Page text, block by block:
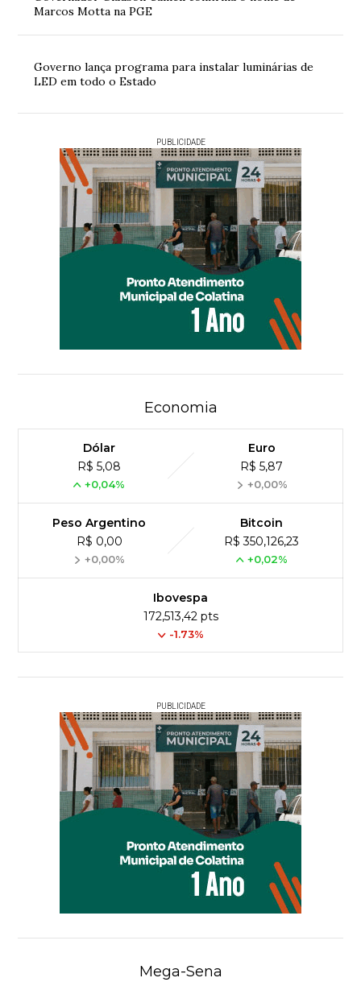
Marcos Motta na PGE
Governo lança programa para instalar luminárias de
LED em todo o Estado
PUBLICIDADE
Economia
Dólar
R$ 5,08
+0,04%
Euro
R$ 5,87
+0,00%
Peso Argentino
R$ 0,00
+0,00%
Bitcoin
R$ 350,126,23
+0,02%
Ibovespa
172,513,42 pts
-1.73%
PUBLICIDADE
Mega-Sena